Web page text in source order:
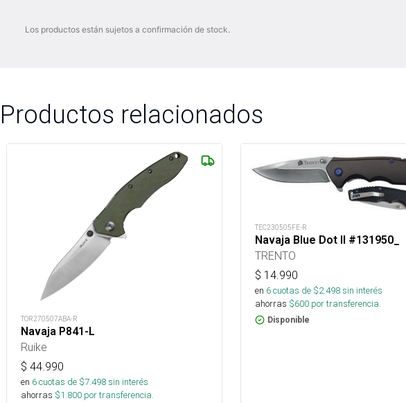
Los productos están sujetos a confirmación de stock.
Productos relacionados
TOR270507ABA-R
Navaja P841-L
Ruike
$ 44.990
en 6cuotas de $7.498sin interés
ahorras $1.800 por transferencia.
TEC230505FE-R
Navaja Blue Dot II #131950_
TRENTO
$ 14.990
en 6cuotas de $2.498sin interés
ahorras $600 por transferencia.
Disponible